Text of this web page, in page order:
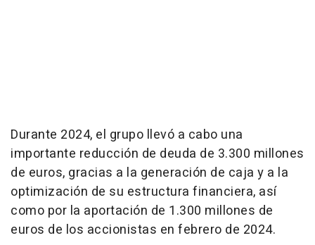
Durante 2024, el grupo llevó a cabo una
importante reducción de deuda de 3.300 millones
de euros, gracias a la generación de caja y a la
optimización de su estructura financiera, así
como por la aportación de 1.300 millones de
euros de los accionistas en febrero de 2024.